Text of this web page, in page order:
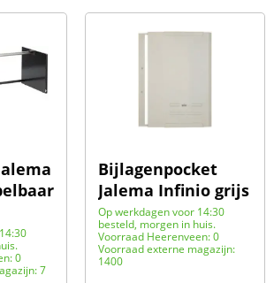
0
7
Bijlagenpocket
Jalema Infinio grijs
Op werkdagen voor 14:30
besteld, morgen in huis.
Voorraad Heerenveen: 0
Voorraad externe magazijn:
1400